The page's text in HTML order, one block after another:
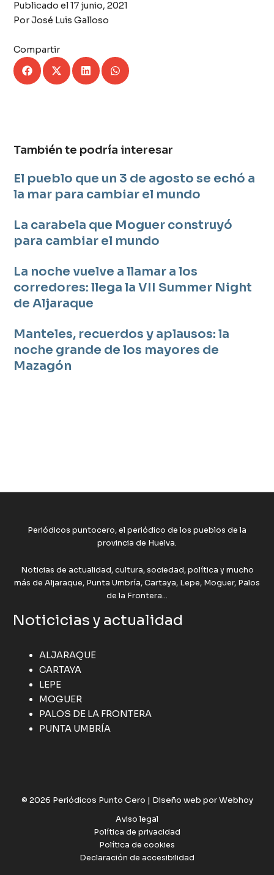
Publicado el17 junio, 2021
PorJosé Luis Galloso
Compartir
También te podría interesar
El pueblo que un 3 de agosto se echó a
la mar para cambiar el mundo
La carabela que Moguer construyó
para cambiar el mundo
La noche vuelve a llamar a los
corredores: llega la VII Summer Night
de Aljaraque
Manteles, recuerdos y aplausos: la
noche grande de los mayores de
Mazagón
Periódicos puntocero, el periódico de los pueblos de la
provincia de Huelva.
Noticias de actualidad, cultura, sociedad, política y mucho
más de Aljaraque, Punta Umbría, Cartaya, Lepe, Moguer, Palos
de la Frontera...
Noticicias y actualidad
ALJARAQUE
CARTAYA
LEPE
MOGUER
PALOS DE LA FRONTERA
PUNTA UMBRÍA
© 2026 Periódicos Punto Cero | Diseño web por Webhoy
Aviso legal
Política de privacidad
Política de cookies
Declaración de accesibilidad